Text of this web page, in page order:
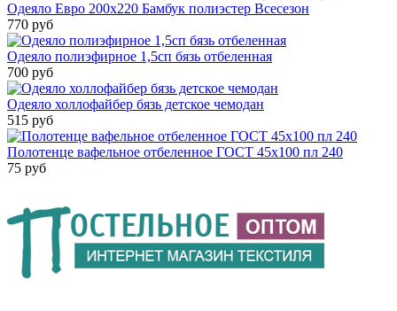
Одеяло Евро 200х220 Бамбук полиэстер Всесезон
770 руб
Одеяло полиэфирное 1,5сп бязь отбеленная
700 руб
Одеяло холлофайбер бязь детское чемодан
515 руб
Полотенце вафельное отбеленное ГОСТ 45х100 пл 240
75 руб